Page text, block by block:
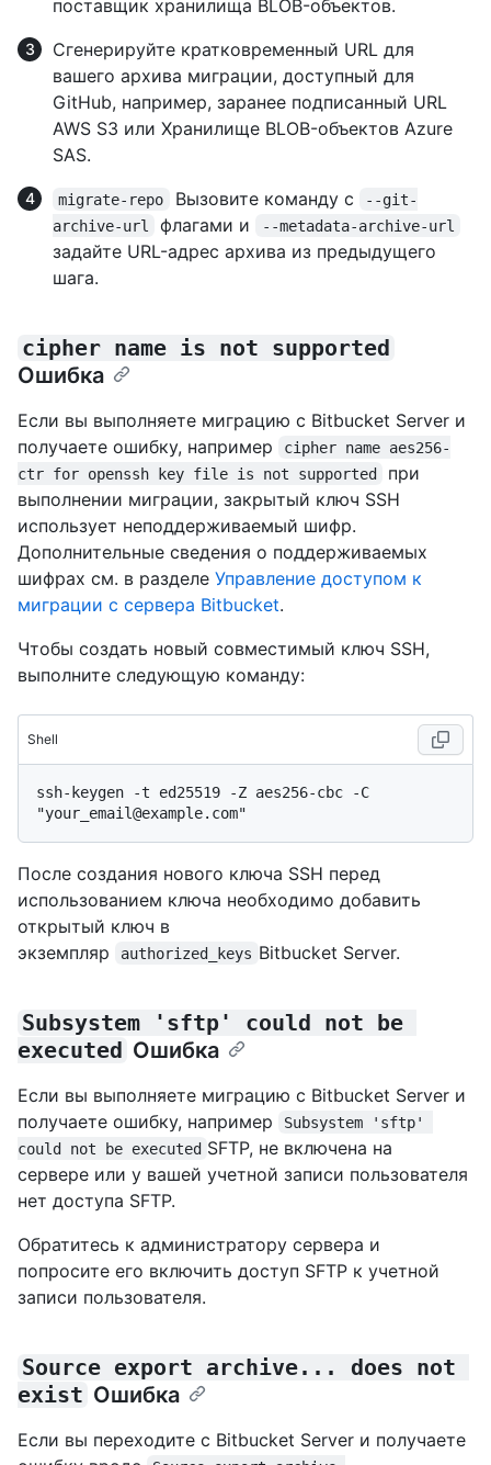
поставщик хранилища BLOB-объектов.
Сгенерируйте кратковременный URL для
вашего архива миграции, доступный для
GitHub, например, заранее подписанный URL
AWS S3 или Хранилище BLOB-объектов Azure
SAS.
migrate-repo Вызовите команду с
--git-
archive-url
флагами и --metadata-archive-url
задайте URL-адрес архива из предыдущего
шага.
cipher name is not supported
Ошибка
Если вы выполняете миграцию с Bitbucket Server и
получаете ошибку, например
cipher name aes256-
ctr for openssh key file is not supported
при
выполнении миграции, закрытый ключ SSH
использует неподдерживаемый шифр.
Дополнительные сведения о поддерживаемых
шифрах см. в разделе Управление доступом к
миграции с сервера Bitbucket.
Чтобы создать новый совместимый ключ SSH,
выполните следующую команду:
Shell
ssh-keygen -t ed25519 -Z aes256-cbc -C
После создания нового ключа SSH перед
использованием ключа необходимо добавить
открытый ключ в
экземпляр
authorized_keys Bitbucket Server.
Subsystem 'sftp' could not be
executed Ошибка
Если вы выполняете миграцию с Bitbucket Server и
получаете ошибку, например
Subsystem 'sftp'
could not be executed SFTP, не включена на
сервере или у вашей учетной записи пользователя
нет доступа SFTP.
Обратитесь к администратору сервера и
попросите его включить доступ SFTP к учетной
записи пользователя.
Source export archive... does not
exist Ошибка
Если вы переходите с Bitbucket Server и получаете